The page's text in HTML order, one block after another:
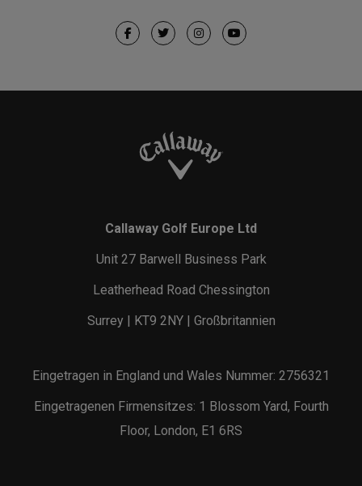
Callaway Golf Europe Ltd
Unit 27 Barwell Business Park
Leatherhead Road Chessington
Surrey | KT9 2NY | Großbritannien
Eingetragen in England und Wales Nummer: 2756321
Eingetragenen Firmensitzes: 1 Blossom Yard, Fourth
Floor, London, E1 6RS